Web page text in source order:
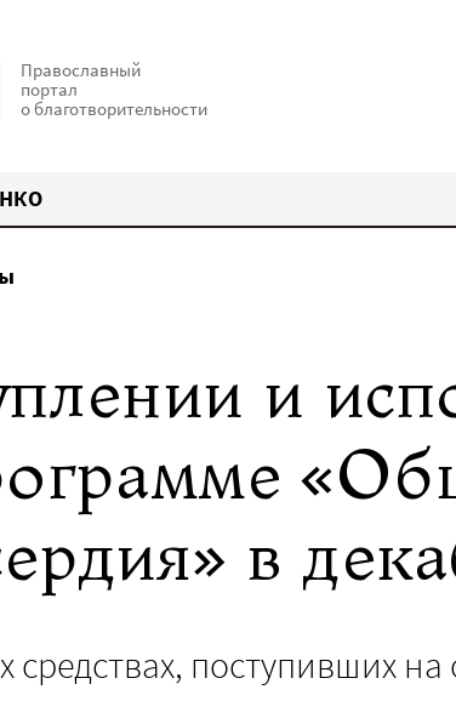
Православный
портал
о благотворительности
и
в
поступивших на